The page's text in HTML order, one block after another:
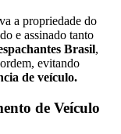
a propriedade do
e assinado tanto
Brasil,
evitando
de veículo.
de Veículo